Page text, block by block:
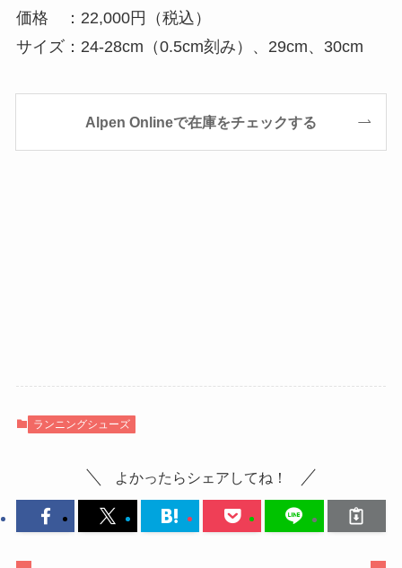
価格 ：22,000円（税込）
サイズ：24-28cm（0.5cm刻み）、29cm、30cm
Alpen Onlineで在庫をチェックする
ランニングシューズ
よかったらシェアしてね！